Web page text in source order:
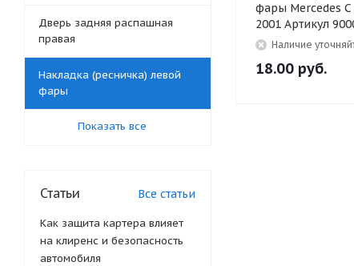
фары Mercedes C
2001 Артикул
Наличие
18.00 руб.
Дверь задняя распашная
правая
Накладка (ресничка) левой
фары
Показать все
Статьи Все статьи
Как защита картера влияет
на клиренс и безопасность
автомобиля